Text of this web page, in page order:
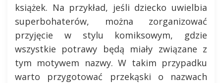
książek. Na przykład, jeśli dziecko uwielbia
superbohaterów, można zorganizować
przyjęcie w stylu komiksowym, gdzie
wszystkie potrawy będą miały związane z
tym motywem nazwy. W takim przypadku
warto przygotować przekąski o nazwach